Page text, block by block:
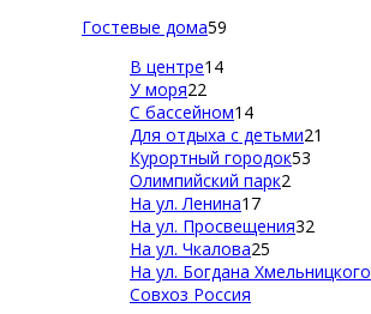
Гостевые дома59
В центре14
У моря22
С бассейном14
Для отдыха с детьми21
Курортный городок53
Олимпийский парк2
На ул. Ленина17
На ул. Просвещения32
На ул. Чкалова25
На ул. Богдана Хмельницкого
Совхоз Россия